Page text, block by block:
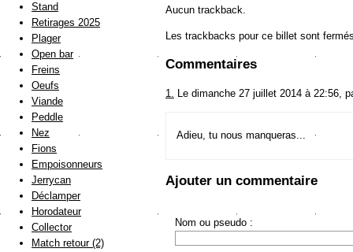
Aucun trackback.
Les trackbacks pour ce billet sont
Commentaires
1. Le dimanche 27 juillet 2014 à 22:56,
Adieu, tu nous manqueras...
Ajouter un commentaire
Nom ou pseudo :
Stand
Retirages 2025
Plager
Open bar
Freins
Oeufs
Viande
Peddle
Nez
Fions
Empoisonneurs
Jerrycan
Déclamper
Horodateur
Collector
Match retour (2)